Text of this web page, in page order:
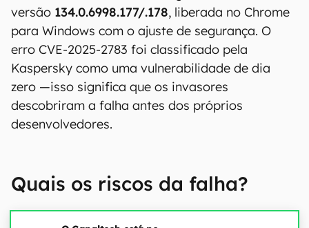
versão 134.0.6998.177/.178, liberada no Chrome
para Windows com o ajuste de segurança. O
erro CVE-2025-2783 foi classificado pela
Kaspersky como uma vulnerabilidade de dia
zero —isso significa que os invasores
descobriram a falha antes dos próprios
desenvolvedores.
Quais os riscos da falha?